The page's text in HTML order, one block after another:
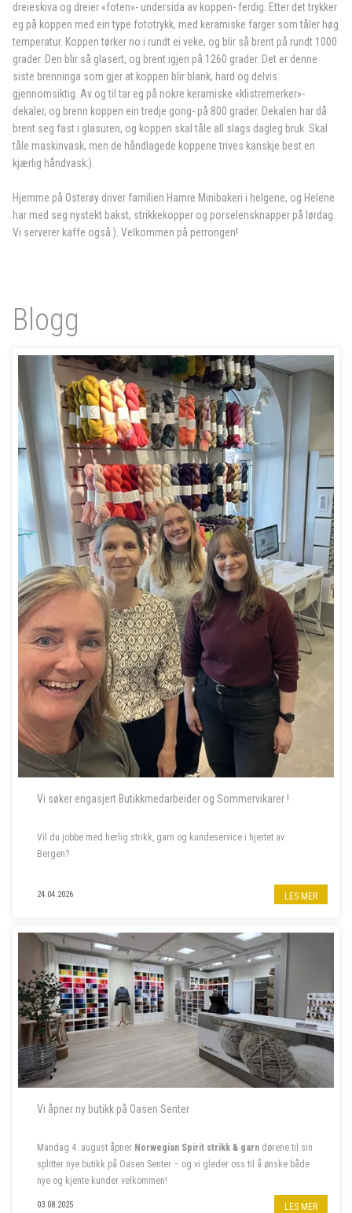
dreieskiva og dreier «foten»- undersida av koppen- ferdig. Etter det trykker
eg på koppen med ein type fototrykk, med keramiske farger som tåler høg
temperatur. Koppen tørker no i rundt ei veke, og blir så brent på rundt 1000
grader. Den blir så glasert, og brent igjen på 1260 grader. Det er denne
siste brenninga som gjer at koppen blir blank, hard og delvis
gjennomsiktig. Av og til tar eg på nokre keramiske «klistremerker»-
dekaler, og brenn koppen ein tredje gong- på 800 grader. Dekalen har då
brent seg fast i glasuren, og koppen skal tåle all slags dagleg bruk. Skal
tåle maskinvask, men de håndlagede koppene trives kanskje best en
kjærlig håndvask:).
Hjemme på Osterøy driver familien Hamre Minibakeri i helgene, og Helene
har med seg nystekt bakst, strikkekopper og porselensknapper på lørdag.
Vi serverer kaffe også:). Velkommen på perrongen!
Blogg
Vi søker engasjert Butikkmedarbeider og Sommervikarer !
Vil du jobbe med herlig strikk, garn og kundeservice i hjertet av
Bergen?
Til garnbutikken vår i Bergen sentrum søker vi butikkmedarbeider i
80% stilling, samt to sommervikarer. Les mer om stillingene nedenfor.
- - - - -
24.04.2026 LES MER
Vi åpner ny butikk på Oasen Senter
Mandag 4. august åpner Norwegian Spirit strikk & garn dørene til sin
splitter nye butikk på Oasen Senter – og vi gleder oss til å ønske både
nye og kjente kunder velkommen!
03.08.2025 LES MER